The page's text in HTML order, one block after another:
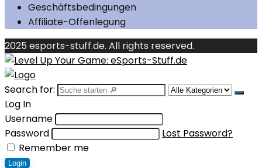
Geschäftsbedingungen
Affiliate-Offenlegung
2025 esports-stuff.de. All rights reserved.
Search for:
Log In
Username
Password
Lost Password?
Remember me
Login